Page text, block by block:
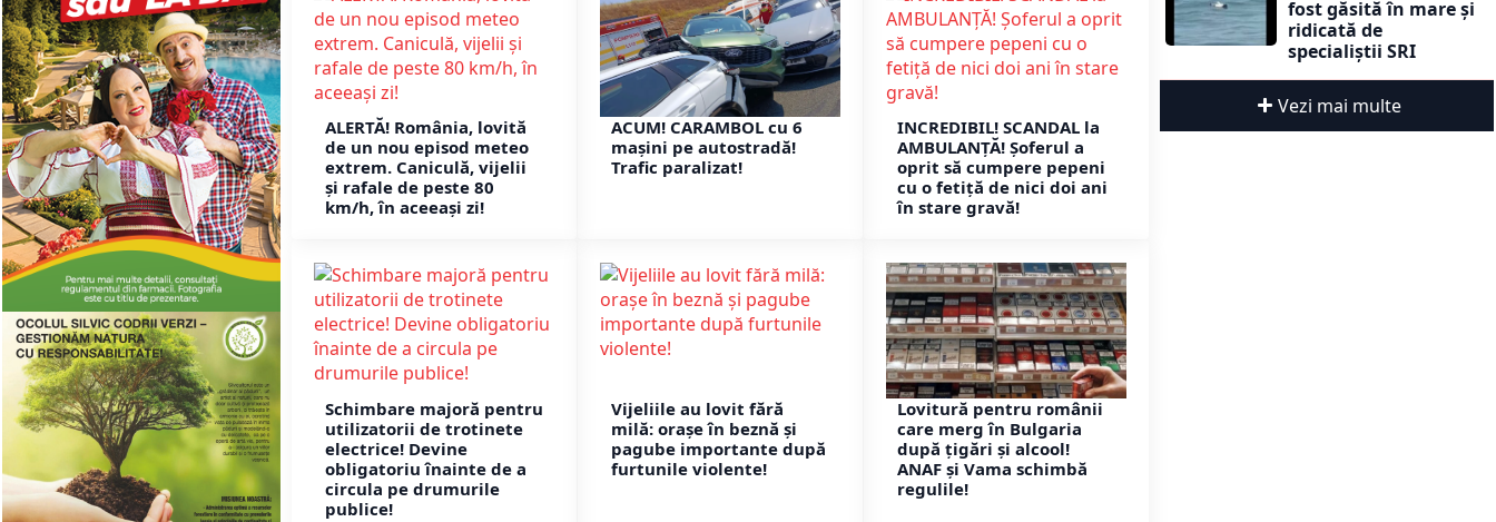
ALERTĂ! România, lovită
de un nou episod meteo
extrem. Caniculă, vijelii
și rafale de peste 80
km/h, în aceeași zi!
ACUM! CARAMBOL cu 6
mașini pe autostradă!
Trafic paralizat!
INCREDIBIL! SCANDAL la
AMBULANȚĂ! Șoferul a
oprit să cumpere pepeni
cu o fetiță de nici doi ani
în stare gravă!
Schimbare majoră pentru
utilizatorii de trotinete
electrice! Devine
obligatoriu înainte de a
circula pe drumurile
publice!
Vijeliile au lovit fără
milă: orașe în beznă și
pagube importante după
furtunile violente!
Lovitură pentru românii
care merg în Bulgaria
după țigări și alcool!
ANAF și Vama schimbă
regulile!
fost găsită în mare și
ridicată de
specialiștii SRI
Vezi mai multe